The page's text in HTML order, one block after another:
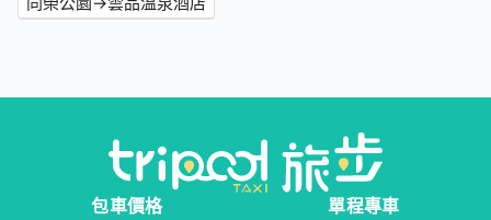
包車價格
單程專車